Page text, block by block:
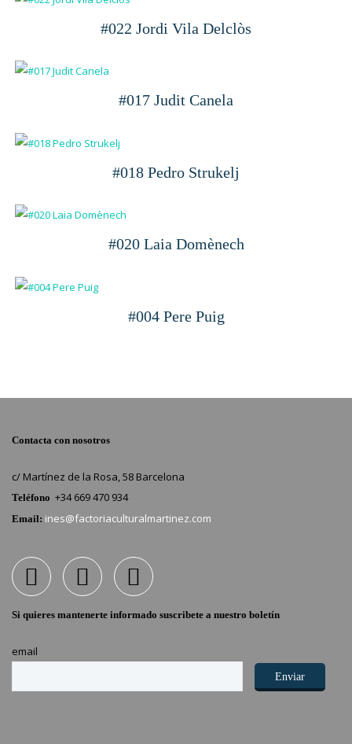
#022 Jordi Vila Delclòs
#017 Judit Canela
#018 Pedro Strukelj
#020 Laia Domènech
#004 Pere Puig
Contacta con nosotros
c/ Martínez de la Rosa, 58 Barcelona
Teléfono +34 669 470 934
Email: ines@factoriaculturalmartinez.com
Si quieres mantenerte informado suscribete a nuestro boletín
email